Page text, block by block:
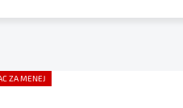
ZA MENEJ